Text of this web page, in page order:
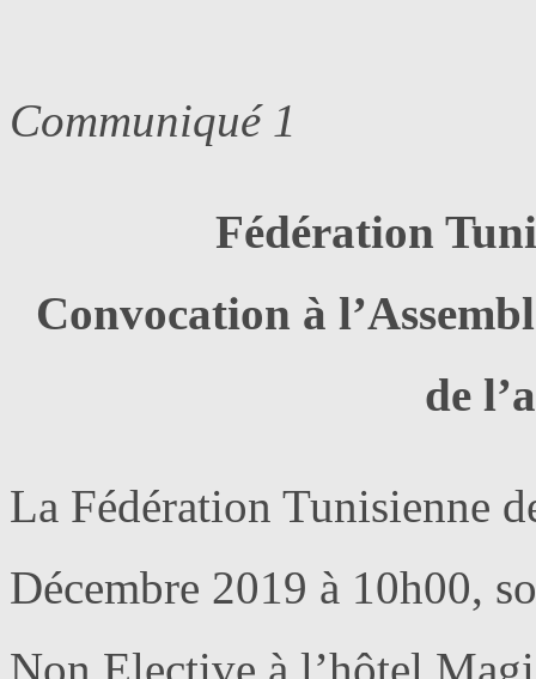
Communiqué 1
Fédération
Convocation à
de
La Fédération Tunisienne
Décembre 2019 à 10h00,